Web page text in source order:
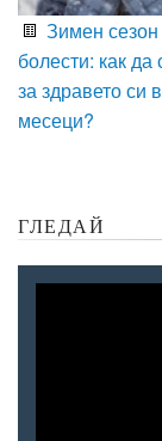
Зимен сезон
болести: как
за здравето си
месеци?
ГЛЕДАЙ